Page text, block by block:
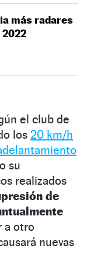
más radares
el club de
los 20 km/h
su
realizados
de
a otro
nuevas